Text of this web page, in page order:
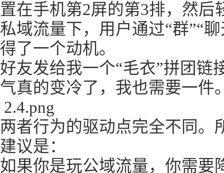
置在手机第2屏的第3排，然后
私域流量下，用户通过“群”“
得了一个动机。
好友发给我一个“毛衣”拼团链
气真的变冷了，我也需要一件
2.4.png
两者行为的驱动点完全不同。
建议是：
如果你是玩公域流量，你需要